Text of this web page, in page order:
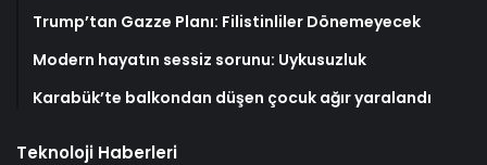
Trump’tan Gazze Planı: Filistinliler Dönemeyecek
Modern hayatın sessiz sorunu: Uykusuzluk
Karabük’te balkondan düşen çocuk ağır yaralandı
Teknoloji Haberleri